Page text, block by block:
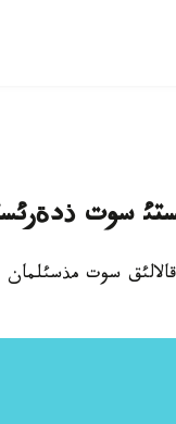
سوت
11- مامئر. قازاقپارات - اتئراؤدا